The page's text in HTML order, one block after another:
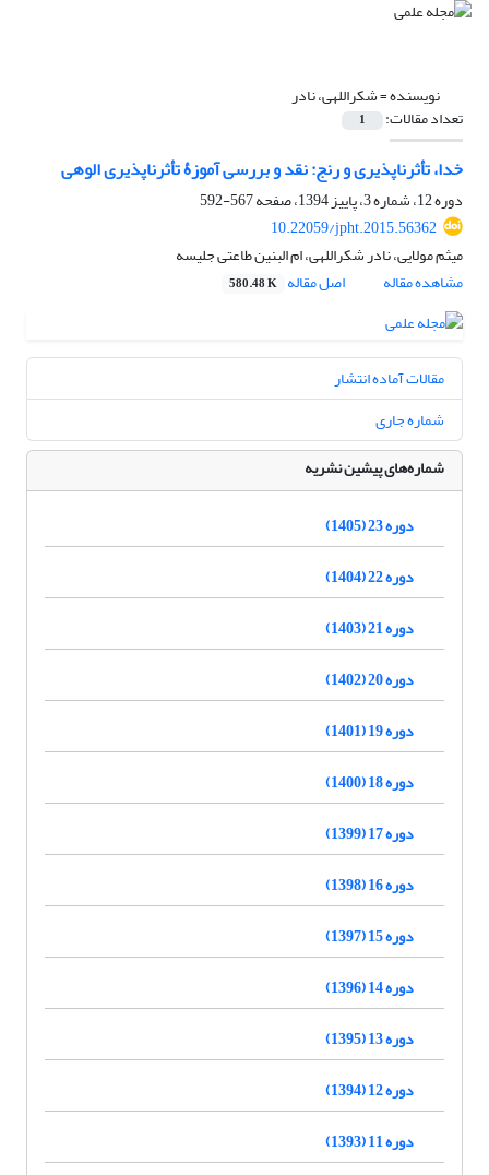
نویسنده =شکراللهی، نادر
تعداد مقالات: 1
خدا، تأثرناپذیری و رنج: نقد و بررسی آموزۀ تأثرناپذیری الوهی
دوره 12، شماره 3، پاییز 1394، صفحه
567-592
10.22059/jpht.2015.56362
میثم مولایی، نادر شکراللهی، ام البنین طاعتی جلیسه
مشاهده مقاله
اصل مقاله 580.48 K
مقالات آماده انتشار
شماره جاری
شماره‌های پیشین نشریه
دوره 23 (1405)
دوره 22 (1404)
دوره 21 (1403)
دوره 20 (1402)
دوره 19 (1401)
دوره 18 (1400)
دوره 17 (1399)
دوره 16 (1398)
دوره 15 (1397)
دوره 14 (1396)
دوره 13 (1395)
دوره 12 (1394)
دوره 11 (1393)